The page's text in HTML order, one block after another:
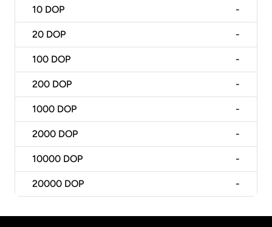
10 DOP -
20 DOP -
100 DOP -
200 DOP -
1000 DOP -
2000 DOP -
10000 DOP -
20000 DOP -